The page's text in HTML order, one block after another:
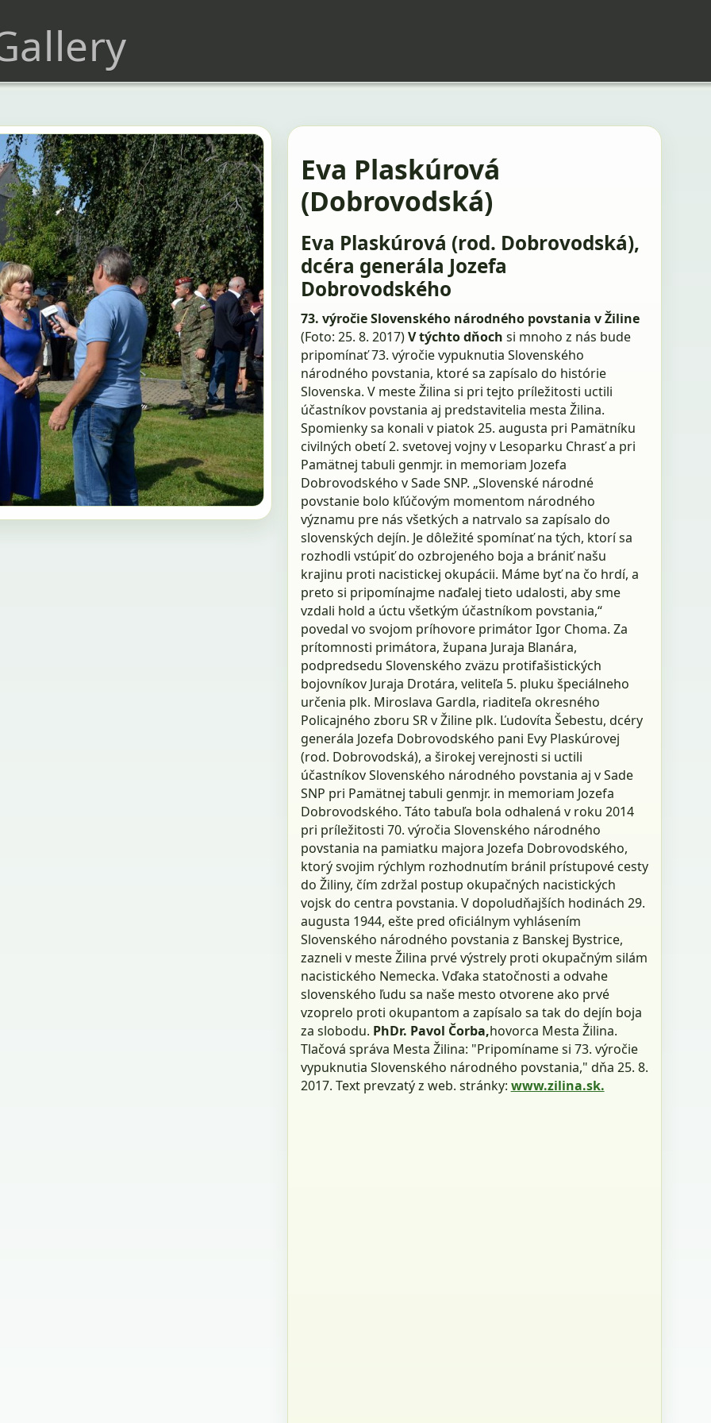
Eva Plaskúrová
(Dobrovodská)
Eva Plaskúrová (rod. Dobrovodská),
dcéra generála Jozefa
Dobrovodského
73. výročie Slovenského národného povstania v Žiline
(Foto: 25. 8. 2017)V týchto dňoch si mnoho z nás bude
pripomínať 73. výročie vypuknutia Slovenského
národného povstania, ktoré sa zapísalo do histórie
Slovenska. V meste Žilina si pri tejto príležitosti uctili
účastníkov povstania aj predstavitelia mesta Žilina.
Spomienky sa konali v piatok 25. augusta pri Pamätníku
civilných obetí 2. svetovej vojny v Lesoparku Chrasť a pri
Pamätnej tabuli genmjr. in memoriam Jozefa
Dobrovodského v Sade SNP. „Slovenské národné
povstanie bolo kľúčovým momentom národného
významu pre nás všetkých a natrvalo sa zapísalo do
slovenských dejín. Je dôležité spomínať na tých, ktorí sa
rozhodli vstúpiť do ozbrojeného boja a brániť našu
krajinu proti nacistickej okupácii. Máme byť na čo hrdí, a
preto si pripomínajme naďalej tieto udalosti, aby sme
vzdali hold a úctu všetkým účastníkom povstania,“
povedal vo svojom príhovore primátor Igor Choma. Za
prítomnosti primátora, župana Juraja Blanára,
podpredsedu Slovenského zväzu protifašistických
bojovníkov Juraja Drotára, veliteľa 5. pluku špeciálneho
určenia plk. Miroslava Gardla, riaditeľa okresného
Policajného zboru SR v Žiline plk. Ľudovíta Šebestu, dcéry
generála Jozefa Dobrovodského pani Evy Plaskúrovej
(rod. Dobrovodská), a širokej verejnosti si uctili
účastníkov Slovenského národného povstania aj v Sade
SNP pri Pamätnej tabuli genmjr. in memoriam Jozefa
Dobrovodského. Táto tabuľa bola odhalená v roku 2014
pri príležitosti 70. výročia Slovenského národného
povstania na pamiatku majora Jozefa Dobrovodského,
ktorý svojim rýchlym rozhodnutím bránil prístupové cesty
do Žiliny, čím zdržal postup okupačných nacistických
vojsk do centra povstania. V dopoludňajších hodinách 29.
augusta 1944, ešte pred oficiálnym vyhlásením
Slovenského národného povstania z Banskej Bystrice,
zazneli v meste Žilina prvé výstrely proti okupačným silám
nacistického Nemecka. Vďaka statočnosti a odvahe
slovenského ľudu sa naše mesto otvorene ako prvé
vzoprelo proti okupantom a zapísalo sa tak do dejín boja
za slobodu. PhDr. Pavol Čorba,hovorca Mesta Žilina.
Tlačová správa Mesta Žilina: "Pripomíname si 73. výročie
vypuknutia Slovenského národného povstania," dňa 25. 8.
2017. Text prevzatý z web. stránky: www.zilina.sk.